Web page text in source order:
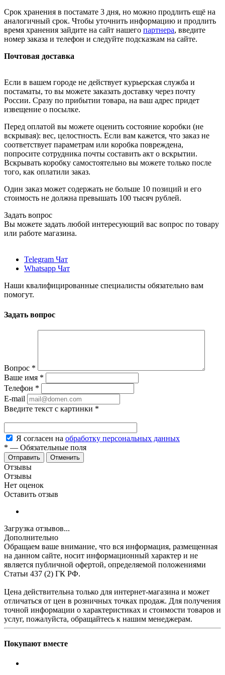
Срок хранения в постамате 3 дня, но можно продлить ещё на
аналогичный срок. Чтобы уточнить информацию и продлить
время хранения зайдите на сайт нашего партнера, введите
номер заказа и телефон и следуйте подсказкам на сайте.
Почтовая доставка
Если в вашем городе не действует курьерская служба и
постаматы, то вы можете заказать доставку через почту
России. Сразу по прибытии товара, на ваш адрес придет
извещение о посылке.
Перед оплатой вы можете оценить состояние коробки (не
вскрывая): вес, целостность. Если вам кажется, что заказ не
соответствует параметрам или коробка повреждена,
попросите сотрудника почты составить акт о вскрытии.
Вскрывать коробку самостоятельно вы можете только после
того, как оплатили заказ.
Один заказ может содержать не больше 10 позиций и его
стоимость не должна превышать 100 тысяч рублей.
Задать вопрос
Вы можете задать любой интересующий вас вопрос по товару
или работе магазина.
Telegram Чат
Whatsapp Чат
Наши квалифицированные специалисты обязательно вам
помогут.
Задать вопрос
Вопрос *
Ваше имя *
Телефон *
E-mail
Введите текст с картинки *
Я согласен на обработку персональных данных
* — Обязательные поля
Отменить
Отзывы
Отзывы
Нет оценок
Оставить отзыв
Загрузка отзывов...
Дополнительно
Обращаем ваше внимание, что вся информация, размещенная
на данном сайте, носит информационный характер и не
является публичной офертой, определяемой положениями
Статьи 437 (2) ГК РФ.
Цена действительна только для интернет-магазина и может
отличаться от цен в розничных точках продаж. Для получения
точной информации о характеристиках и стоимости товаров и
услуг, пожалуйста, обращайтесь к нашим менеджерам.
Покупают вместе